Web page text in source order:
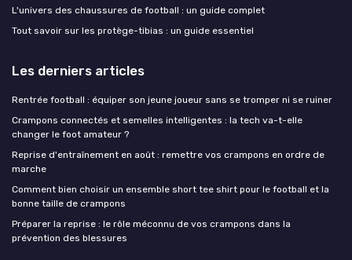
L'univers des chaussures de football : un guide complet
Tout savoir sur les protège-tibias : un guide essentiel
Les derniers articles
Rentrée football : équiper son jeune joueur sans se tromper ni se ruiner
Crampons connectés et semelles intelligentes : la tech va-t-elle
changer le foot amateur ?
Reprise d'entraînement en août : remettre vos crampons en ordre de
marche
Comment bien choisir un ensemble short tee shirt pour le football et la
bonne taille de crampons
Préparer la reprise : le rôle méconnu de vos crampons dans la
prévention des blessures